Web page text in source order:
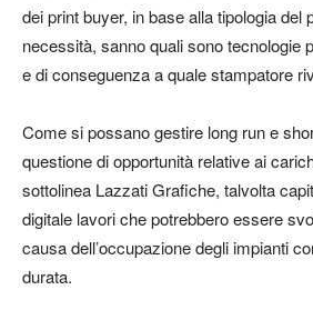
dei print buyer, in base alla tipologia del
necessità, sanno quali sono tecnologie
e di conseguenza a quale stampatore
Come si possano gestire long run e
questione di opportunità relative ai
sottolinea Lazzati Grafiche, talvolta
digitale lavori che potrebbero essere
causa dell’occupazione degli impianti
durata.